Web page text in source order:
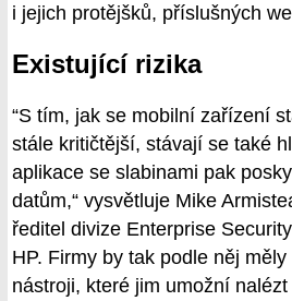
i jejich protějšků, příslušných
Existující rizika
“S tím, jak se mobilní zařízení
stále kritičtější, stávají se také
aplikace se slabinami pak
datům,“ vysvětluje Mike
ředitel divize Enterprise
HP. Firmy by tak podle něj
nástroji, které jim umožní